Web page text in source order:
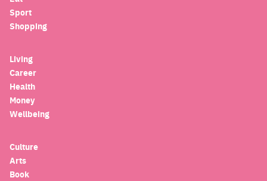
Sport
Shopping
Living
Career
Health
Money
Wellbeing
Culture
Arts
Book